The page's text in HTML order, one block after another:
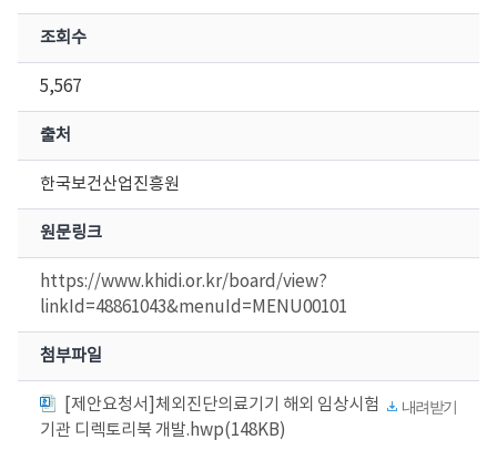
조회수
5,567
출처
한국보건산업진흥원
원문링크
https://www.khidi.or.kr/board/view?
linkId=48861043&menuId=MENU00101
첨부파일
[제안요청서]체외진단의료기기 해외 임상시험
기관 디렉토리북 개발.hwp(148KB)
내려받기